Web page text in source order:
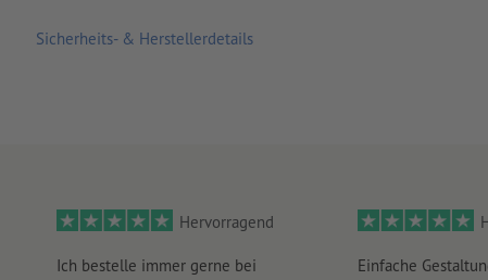
Sicherheits- & Herstellerdetails
Hervorragend
Ich bestelle immer gerne bei
Einfache